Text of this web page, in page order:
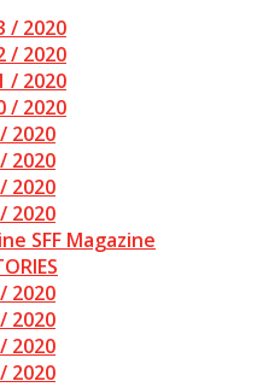
/ 2020
/ 2020
/ 2020
/ 2020
2020
2020
2020
2020
SFF Magazine
2020
2020
2020
2020